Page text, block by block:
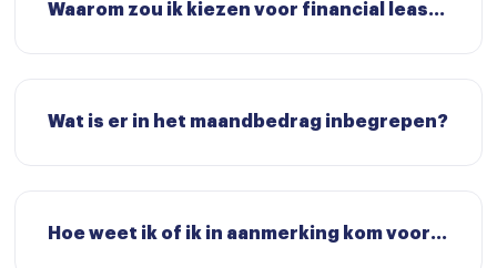
Waarom zou ik kiezen voor financial lease?
Wat is er in het maandbedrag inbegrepen?
Hoe weet ik of ik in aanmerking kom voor het leasen van een auto?